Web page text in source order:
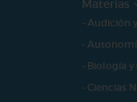
Materias
- Audición
-
- Biología y
- Ciencias